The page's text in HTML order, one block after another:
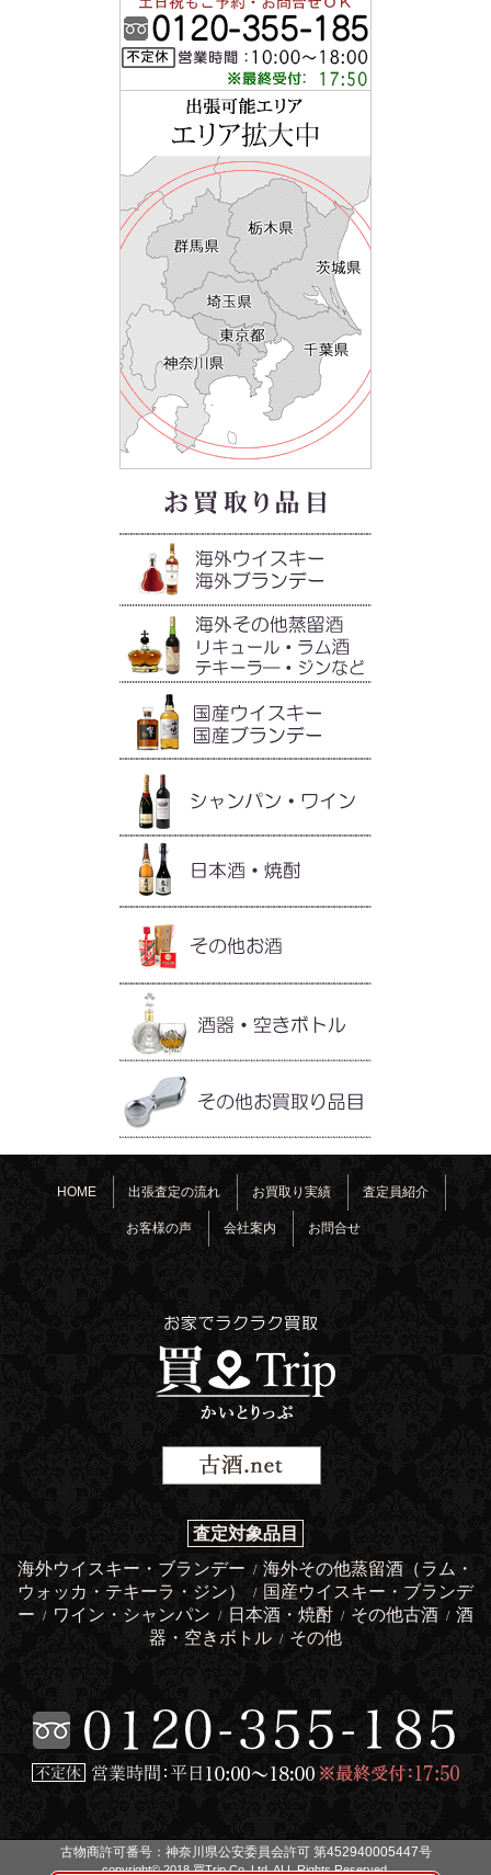
HOME 出張査定の流れ お買取り実績 査定員紹介
お客様の声 会社案内 お問合せ
査定対象品目
海外ウイスキー・ブランデー / 海外その他蒸留酒（ラム・
ウォッカ・テキーラ・ジン）
/ 国産ウイスキー・ブランデ
ー / ワイン・シャンパン / 日本酒・焼酎 / その他古酒 / 酒
器・空きボトル / その他
古物商許可番号：神奈川県公安委員会許可 第452940005447号
copyright© 2018 買Trip Co.,Ltd. ALL Rights Reserved.